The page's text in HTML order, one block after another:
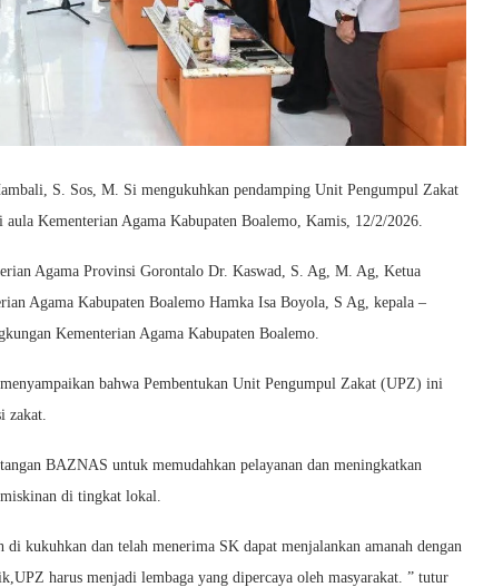
S. Sos, M. Si mengukuhkan pendamping Unit Pengumpul Zakat
Kementerian Agama Kabupaten Boalemo, Kamis, 12/2/2026.
Agama Provinsi Gorontalo Dr. Kaswad, S. Ag, M. Ag, Ketua
Agama Kabupaten Boalemo Hamka Isa Boyola, S Ag, kepala –
Kementerian Agama Kabupaten Boalemo.
bahwa Pembentukan Unit Pengumpul Zakat (UPZ) ini
zakat.
BAZNAS untuk memudahkan pelayanan dan meningkatkan
di tingkat lokal.
kukuhkan dan telah menerima SK dapat menjalankan amanah dengan
harus menjadi lembaga yang dipercaya oleh masyarakat. ” tutur